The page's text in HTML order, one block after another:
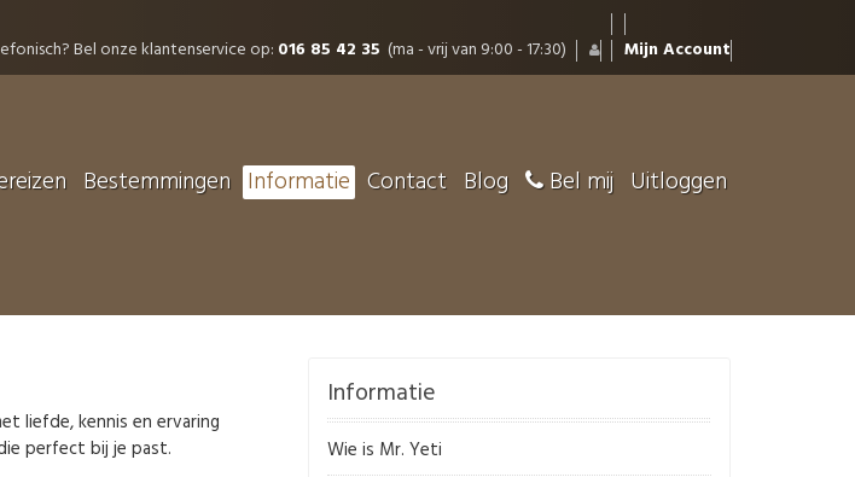
Bel onze klantenservice op: 016 85 42 35 (ma - vrij van 9:00 - 17:30) Mijn Account
Bestemmingen Informatie Contact Blog Bel mij Uitloggen
liefde, kennis en ervaring
perfect bij je past.
Informatie
Wie is Mr. Yeti